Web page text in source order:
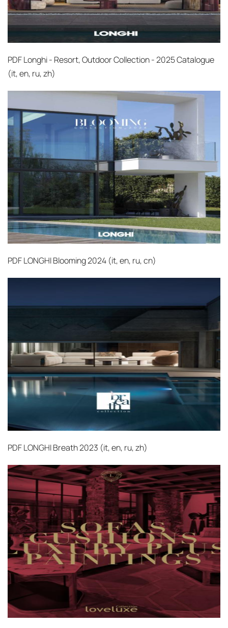
PDFLonghi - Resort, Outdoor Collection - 2025 Catalogue
(it, en, ru, zh)
PDFLONGHI Blooming 2024 (it, en, ru, cn)‎
PDFLONGHI Breath 2023 (it, en, ru, zh)‎